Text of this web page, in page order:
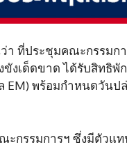
า ที่ประชุมคณะกรรมก
เด็ดขาด ได้รับสิทธิพั
EM) พร้อมกำหนดวันป
ะกรรมการฯ ซึ่งมีตัวแ